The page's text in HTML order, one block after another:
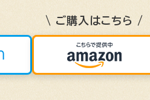
\ ご購入はこちら /